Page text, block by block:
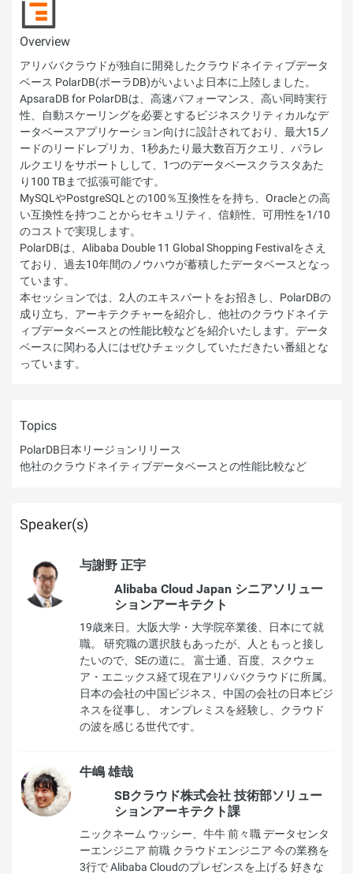
Overview
アリババクラウドが独自に開発したクラウドネイティブデータ
ベース PolarDB(ポーラDB)がいよいよ日本に上陸しました。
ApsaraDB for PolarDBは、高速パフォーマンス、高い同時実行
性、自動スケーリングを必要とするビジネスクリティカルなデ
ータベースアプリケーション向けに設計されており、最大15ノ
ードのリードレプリカ、1秒あたり最大数百万クエリ、パラレ
ルクエリをサポートしして、1つのデータベースクラスタあた
り100 TBまで拡張可能です。
MySQLやPostgreSQLとの100％互換性をを持ち、Oracleとの高
い互換性を持つことからセキュリティ、信頼性、可用性を1/10
のコストで実現します。
PolarDBは、Alibaba Double 11 Global Shopping Festivalをさえ
ており、過去10年間のノウハウが蓄積したデータベースとなっ
ています。
本セッションでは、2人のエキスパートをお招きし、PolarDBの
成り立ち、アーキテクチャーを紹介し、他社のクラウドネイテ
ィブデータベースとの性能比較などを紹介いたします。データ
ベースに関わる人にはぜひチェックしていただきたい番組とな
っています。
Topics
PolarDB日本リージョンリリース
他社のクラウドネイティブデータベースとの性能比較など
Speaker(s)
与謝野 正宇
Alibaba Cloud Japan シニアソリュー
ションアーキテクト
19歳来日。大阪大学・大学院卒業後、日本にて就
職。 研究職の選択肢もあったが、人ともっと接し
たいので、SEの道に。 富士通、百度、スクウェ
ア・エニックス経て現在アリババクラウドに所属。
日本の会社の中国ビジネス、中国の会社の日本ビジ
ネスを従事し、 オンプレミスを経験し、クラウド
の波を感じる世代です。
牛嶋 雄哉
SBクラウド株式会社 技術部ソリュー
ションアーキテクト課
ニックネーム ウッシー、牛牛 前々職 データセンタ
ーエンジニア 前職 クラウドエンジニア 今の業務を
3行で Alibaba Cloudのプレゼンスを上げる 好きな